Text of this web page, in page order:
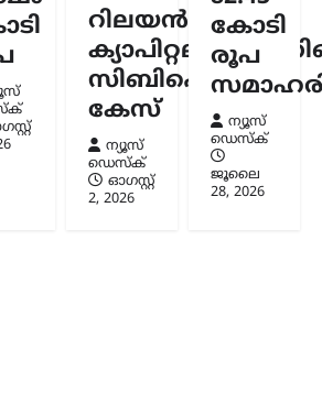
റിലയൻസ്
സിബിഐ
കേസ്
ന്യൂസ്
ഡെസ്ക്
ഓഗസ്റ്റ്‌
2, 2026
കോടി
രൂപ
ന്യൂസ്
ഡെസ്ക്
ജൂലൈ
28, 2026